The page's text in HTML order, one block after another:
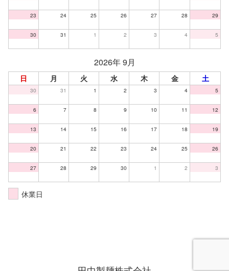
23 24 25 26 27 28 29
30 31 1 2 3 4 5
2026年 9月
日 月 火 水 木 金 土
30 31 1 2 3 4 5
6 7 8 9 10 11 12
13 14 15 16 17 18 19
20 21 22 23 24 25 26
27 28 29 30 1 2 3
休業日